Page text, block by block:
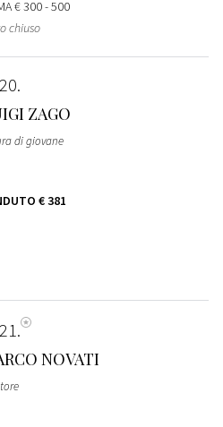
€ 300 - 500
chiuso
ZAGO
di giovane
€ 381
NOVATI